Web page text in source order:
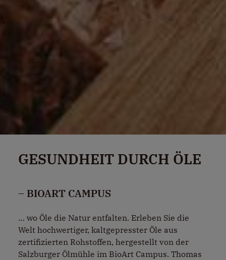
GESUNDHEIT DURCH ÖLE
– BIOART CAMPUS
… wo Öle die Natur entfalten. Erleben Sie die
Welt hochwertiger, kaltgepresster Öle aus
zertifizierten Rohstoffen, hergestellt von der
Salzburger Ölmühle im BioArt Campus. Thomas